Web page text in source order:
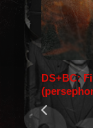
DS+BC: